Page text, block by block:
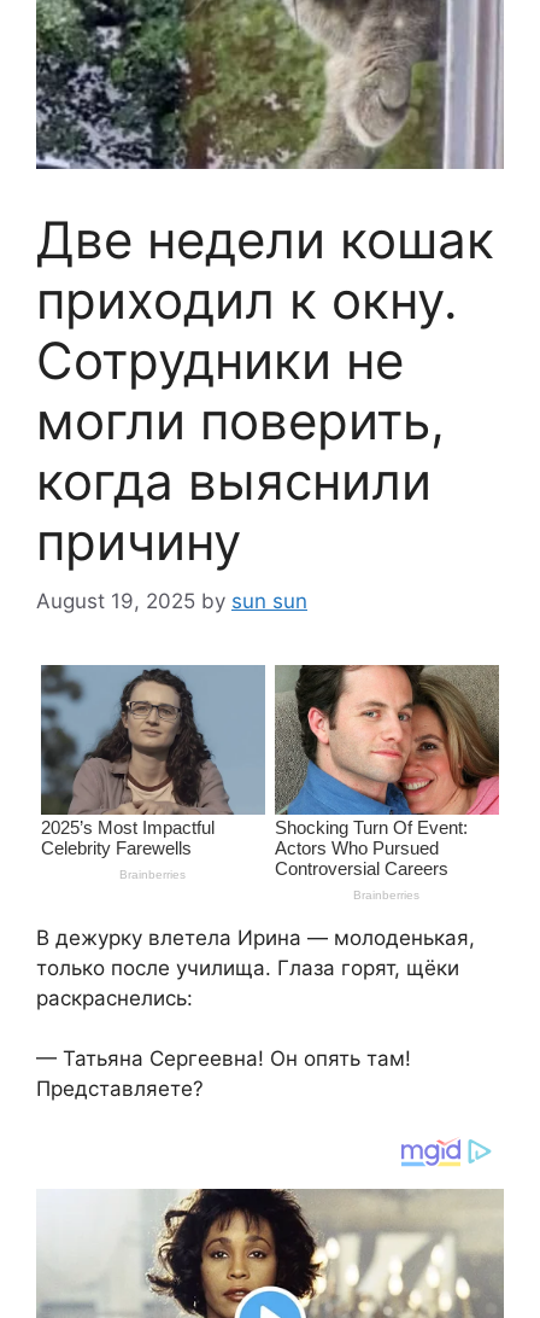
Две недели кошак
приходил к окну.
Сотрудники не
могли поверить,
когда выяснили
причину
August 19, 2025 by sun sun
В дежурку влетела Ирина — молоденькая,
только после училища. Глаза горят, щёки
раскраснелись:
— Татьяна Сергеевна! Он опять там!
Представляете?